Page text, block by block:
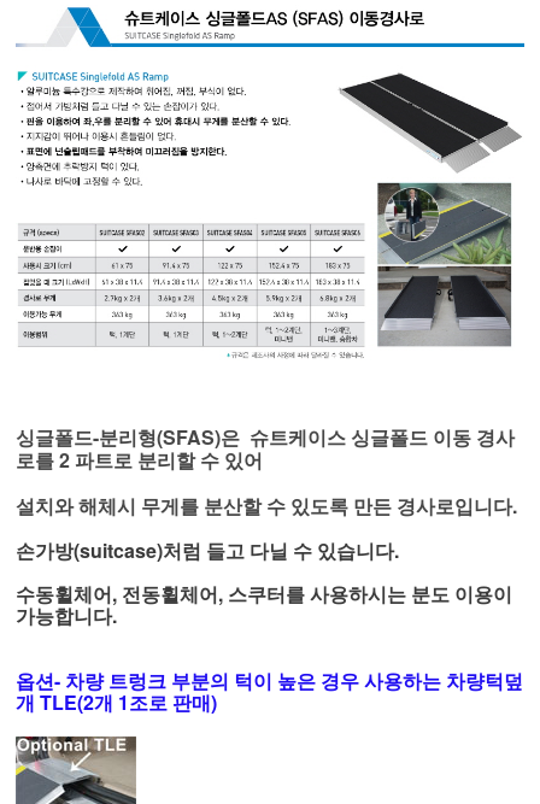
싱글폴드-분리형(SFAS)은 슈트케이스 싱글폴드 이동 경사
로를 2 파트로 분리할 수 있어
설치와 해체시 무게를 분산할 수 있도록 만든 경사로입니다.
손가방(suitcase)처럼 들고 다닐 수 있습니다.
수동휠체어, 전동휠체어, 스쿠터를 사용하시는 분도 이용이
가능합니다.
옵션- 차량 트렁크 부분의 턱이 높은 경우 사용하는 차량턱덮
개 TLE(2개 1조로 판매)